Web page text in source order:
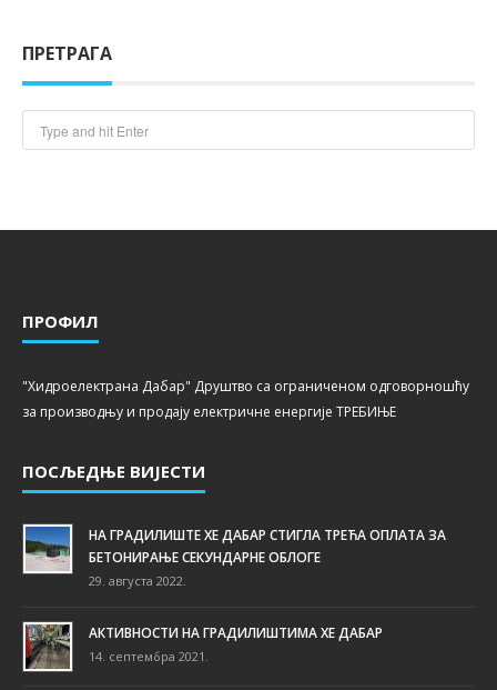
ПРЕТРАГА
ПРОФИЛ
"Хидроелектрана Дабар" Друштво са ограниченом одговорношћу
за производњу и продају електричне енергије ТРЕБИЊЕ
ПОСЉЕДЊЕ ВИЈЕСТИ
НА ГРАДИЛИШТЕ ХЕ ДАБАР СТИГЛА ТРЕЋА ОПЛАТА ЗА
БЕТОНИРАЊЕ СЕКУНДАРНЕ ОБЛОГЕ
29. августа 2022.
АКТИВНОСТИ НА ГРАДИЛИШТИМА ХЕ ДАБАР
14. септембра 2021.